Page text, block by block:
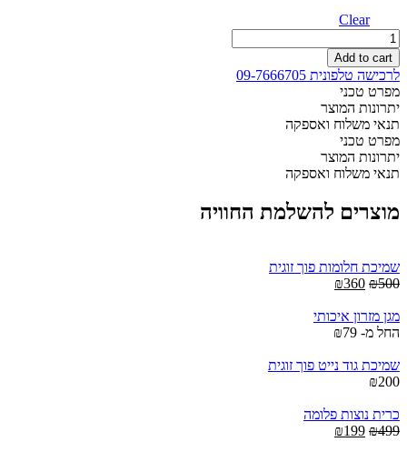
Clear
מזרון
אנטומיק
ויסקו
ללא
קפיצים
עם
שכבת
פילוטופ
לפינוק
מירבי
quantity
Add to cart
לרכישה טלפונית 09-7666705
מפרט טכני
יתרונות המוצר
תנאי משלוח ואספקה
מפרט טכני
יתרונות המוצר
תנאי משלוח ואספקה
מוצרים להשלמת החוויה
שמיכת חלומות פוך זוגית
₪500
Original
was:
₪500.
₪360
is:
₪360.
מגן מזרון איכותי
החל מ-
₪79
שמיכת גוד נייט פוך זוגית
₪200
כרית נוצות פלומה
₪499
Original
₪199